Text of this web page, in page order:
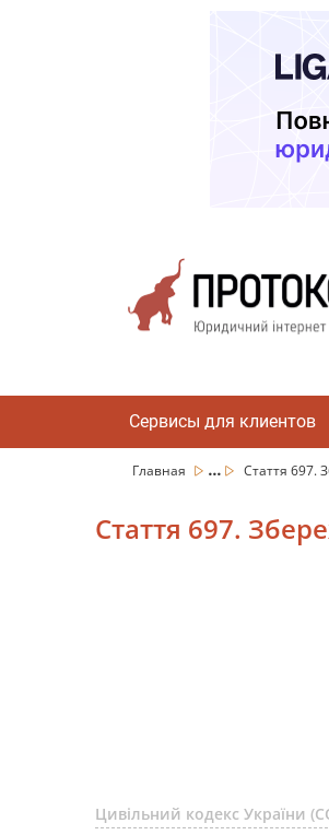
Сервисы для клиентов
Главная ... Стаття 697.
Стаття 697.
Цивільний кодекс України